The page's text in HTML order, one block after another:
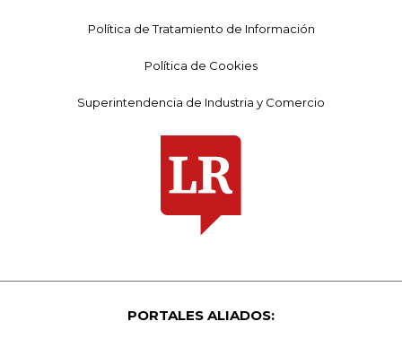
Política de Tratamiento de Información
Política de Cookies
Superintendencia de Industria y Comercio
PORTALES ALIADOS: